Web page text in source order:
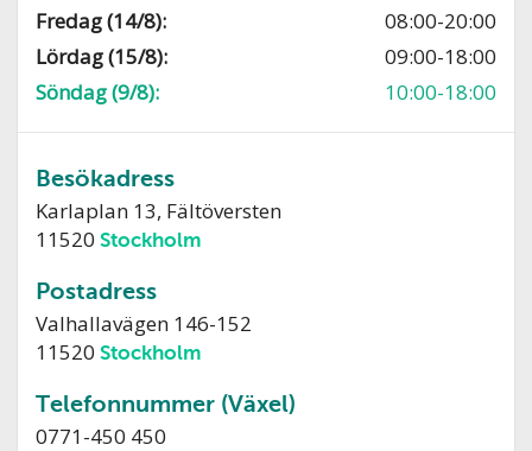
Fredag (14/8):
08:00-20:00
Lördag (15/8):
09:00-18:00
Söndag (9/8):
10:00-18:00
Besökadress
Karlaplan 13, Fältöversten
11520Stockholm
Postadress
Valhallavägen 146-152
11520Stockholm
Telefonnummer (Växel)
0771-450 450